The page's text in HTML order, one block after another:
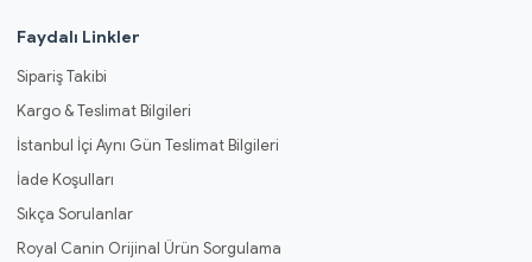
Faydalı Linkler
Sipariş Takibi
Kargo & Teslimat Bilgileri
İstanbul İçi Aynı Gün Teslimat Bilgileri
İade Koşulları
Sıkça Sorulanlar
Royal Canin Orijinal Ürün Sorgulama